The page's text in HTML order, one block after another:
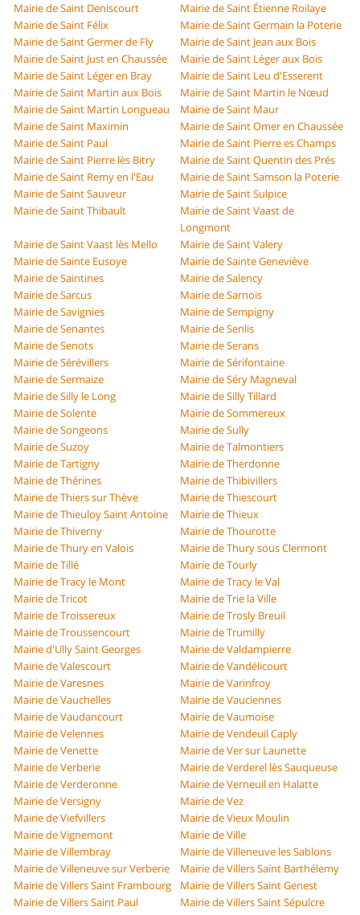
Mairie de Saint Deniscourt
Mairie de Saint Étienne Roilaye
Mairie de Saint Félix
Mairie de Saint Germain la Poterie
Mairie de Saint Germer de Fly
Mairie de Saint Jean aux Bois
Mairie de Saint Just en Chaussée
Mairie de Saint Léger aux Bois
Mairie de Saint Léger en Bray
Mairie de Saint Leu d'Esserent
Mairie de Saint Martin aux Bois
Mairie de Saint Martin le Nœud
Mairie de Saint Martin Longueau
Mairie de Saint Maur
Mairie de Saint Maximin
Mairie de Saint Omer en Chaussée
Mairie de Saint Paul
Mairie de Saint Pierre es Champs
Mairie de Saint Pierre lès Bitry
Mairie de Saint Quentin des Prés
Mairie de Saint Remy en l'Eau
Mairie de Saint Samson la Poterie
Mairie de Saint Sauveur
Mairie de Saint Sulpice
Mairie de Saint Thibault
Mairie de Saint Vaast de
Longmont
Mairie de Saint Vaast lès Mello
Mairie de Saint Valery
Mairie de Sainte Eusoye
Mairie de Sainte Geneviève
Mairie de Saintines
Mairie de Salency
Mairie de Sarcus
Mairie de Sarnois
Mairie de Savignies
Mairie de Sempigny
Mairie de Senantes
Mairie de Senlis
Mairie de Senots
Mairie de Serans
Mairie de Sérévillers
Mairie de Sérifontaine
Mairie de Sermaize
Mairie de Séry Magneval
Mairie de Silly le Long
Mairie de Silly Tillard
Mairie de Solente
Mairie de Sommereux
Mairie de Songeons
Mairie de Sully
Mairie de Suzoy
Mairie de Talmontiers
Mairie de Tartigny
Mairie de Therdonne
Mairie de Thérines
Mairie de Thibivillers
Mairie de Thiers sur Thève
Mairie de Thiescourt
Mairie de Thieuloy Saint Antoine
Mairie de Thieux
Mairie de Thiverny
Mairie de Thourotte
Mairie de Thury en Valois
Mairie de Thury sous Clermont
Mairie de Tillé
Mairie de Tourly
Mairie de Tracy le Mont
Mairie de Tracy le Val
Mairie de Tricot
Mairie de Trie la Ville
Mairie de Troissereux
Mairie de Trosly Breuil
Mairie de Troussencourt
Mairie de Trumilly
Mairie d'Ully Saint Georges
Mairie de Valdampierre
Mairie de Valescourt
Mairie de Vandélicourt
Mairie de Varesnes
Mairie de Varinfroy
Mairie de Vauchelles
Mairie de Vauciennes
Mairie de Vaudancourt
Mairie de Vaumoise
Mairie de Velennes
Mairie de Vendeuil Caply
Mairie de Venette
Mairie de Ver sur Launette
Mairie de Verberie
Mairie de Verderel lès Sauqueuse
Mairie de Verderonne
Mairie de Verneuil en Halatte
Mairie de Versigny
Mairie de Vez
Mairie de Viefvillers
Mairie de Vieux Moulin
Mairie de Vignemont
Mairie de Ville
Mairie de Villembray
Mairie de Villeneuve les Sablons
Mairie de Villeneuve sur Verberie
Mairie de Villers Saint Barthélemy
Mairie de Villers Saint Frambourg
Mairie de Villers Saint Genest
Mairie de Villers Saint Paul
Mairie de Villers Saint Sépulcre